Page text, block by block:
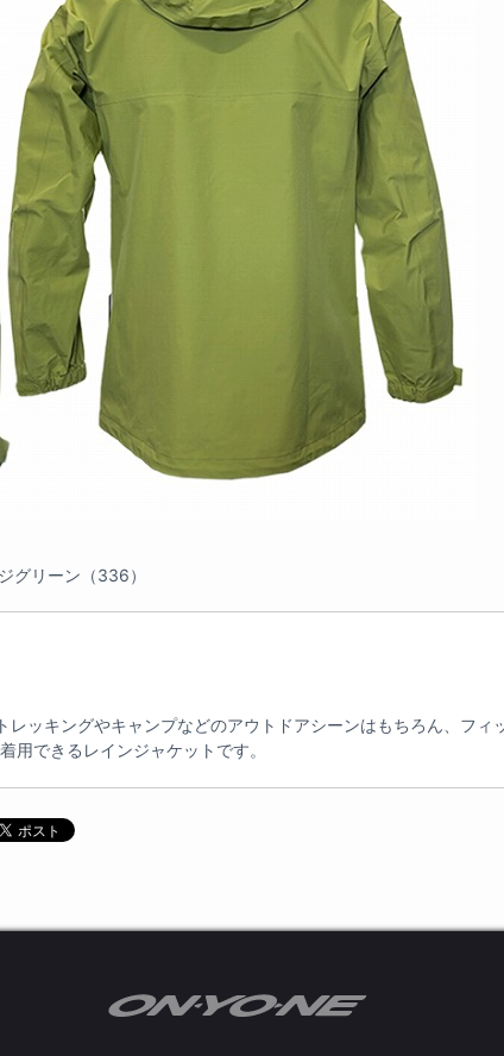
グリーン（336）
ッキングやキャンプなどのアウトドアシーンはもちろん、フィ
用できるレインジャケットです。